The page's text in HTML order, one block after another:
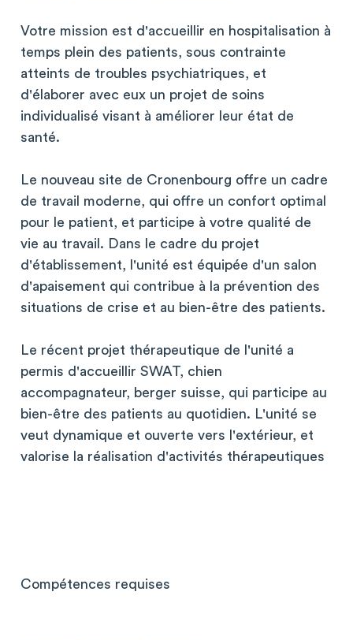
Votre mission est d'accueillir en hospitalisation à
temps plein des patients, sous contrainte
atteints de troubles psychiatriques, et
d'élaborer avec eux un projet de soins
individualisé visant à améliorer leur état de
santé.
Le nouveau site de Cronenbourg offre un cadre
de travail moderne, qui offre un confort optimal
pour le patient, et participe à votre qualité de
vie au travail. Dans le cadre du projet
d'établissement, l'unité est équipée d'un salon
d'apaisement qui contribue à la prévention des
situations de crise et au bien-être des patients.
Le récent projet thérapeutique de l'unité a
permis d'accueillir SWAT, chien
accompagnateur, berger suisse, qui participe au
bien-être des patients au quotidien. L'unité se
veut dynamique et ouverte vers l'extérieur, et
valorise la réalisation d'activités thérapeutiques
Compétences requises